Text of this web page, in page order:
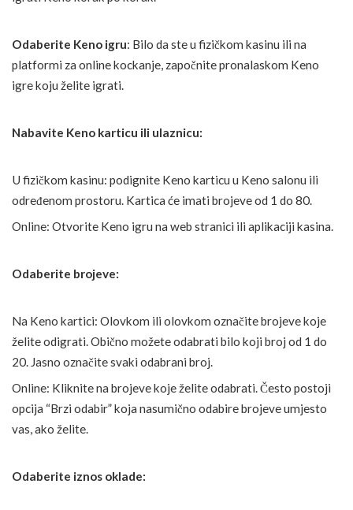
Odaberite Keno igru: Bilo da ste u fizičkom kasinu ili na
platformi za online kockanje, započnite pronalaskom Keno
igre koju želite igrati.
Nabavite Keno karticu ili ulaznicu:
U fizičkom kasinu: podignite Keno karticu u Keno salonu ili
određenom prostoru. Kartica će imati brojeve od 1 do 80.
Online: Otvorite Keno igru na web stranici ili aplikaciji kasina.
Odaberite brojeve:
Na Keno kartici: Olovkom ili olovkom označite brojeve koje
želite odigrati. Obično možete odabrati bilo koji broj od 1 do
20. Jasno označite svaki odabrani broj.
Online: Kliknite na brojeve koje želite odabrati. Često postoji
opcija “Brzi odabir” koja nasumično odabire brojeve umjesto
vas, ako želite.
Odaberite iznos oklade: